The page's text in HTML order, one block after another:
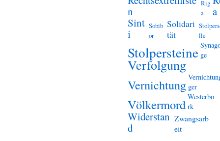
n
Rig
a
a
Sint
i
Sobib
or
Solidari
tät
lle
Stolpersteine ge
Verfolgung
Vernichtung ger
Völkermord Westerbo
rk
Widerstan
d
Zwangsarb
eit